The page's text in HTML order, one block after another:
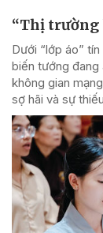
“Thị trường
Dưới “lớp áo”
biến tướng đang
không gian
sợ hãi và sự